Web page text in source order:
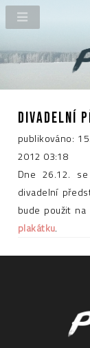
DIVADELNÍ
publikováno:
2012 03:18
Dne 26.12.
divadelní
bude použit
plakátku.